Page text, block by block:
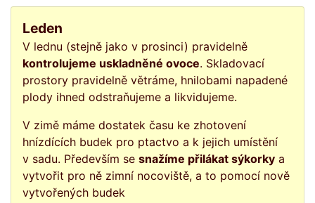
Leden
V lednu (stejně jako v prosinci) pravidelně
kontrolujeme uskladněné ovoce. Skladovací
prostory pravidelně větráme, hnilobami napadené
plody ihned odstraňujeme a likvidujeme.
V zimě máme dostatek času ke zhotovení
hnízdících budek pro ptactvo a k jejich umístění
v sadu. Především se snažíme přilákat sýkorky a
vytvořit pro ně zimní nocoviště, a to pomocí nově
vytvořených budek